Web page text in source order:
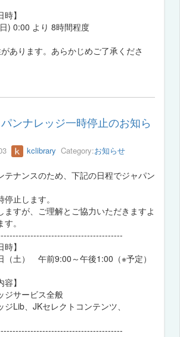
】
) 0:00 より 8時間程度
あります。あらかじめご了承くださ
ンナレッジ一時停止のお知ら
kclibrary Category:お知らせ
テナンスのため、下記の日程でジャパン
止します。
ますが、ご理解とご協力いただきますよ
。
】
（土） 午前9:00～午後1:00（※予定）
】
ジサービス全般
ジLib、JKセレクトコンテンツ、